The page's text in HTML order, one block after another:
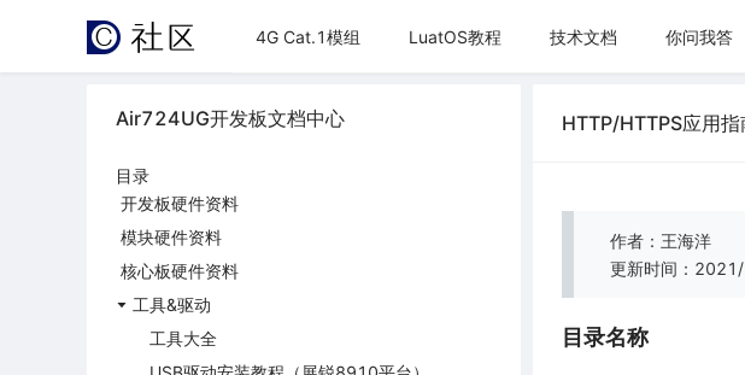
4G Cat.1模组 LuatOS教程 技术文档 你问我答
Air724UG开发板文档中心
目录
开发板硬件资料
模块硬件资料
核心板硬件资料
工具&驱动
工具大全
HTTP/HTTPS应用指
作者：王海洋
更新时间：
目录名称